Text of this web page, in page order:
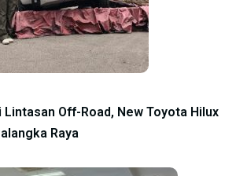
Lintasan Off-Road, New Toyota Hilux
Raya